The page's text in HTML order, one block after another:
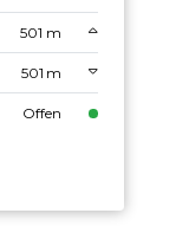
501 m
501 m
Offen